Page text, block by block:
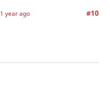
1 year ago #10